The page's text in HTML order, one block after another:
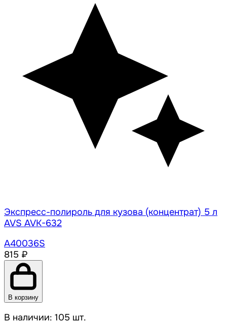
Экспресс-полироль для кузова (концентрат) 5 л
AVS AVK-632
A40036S
815 ₽
В корзину
В наличии: 105 шт.